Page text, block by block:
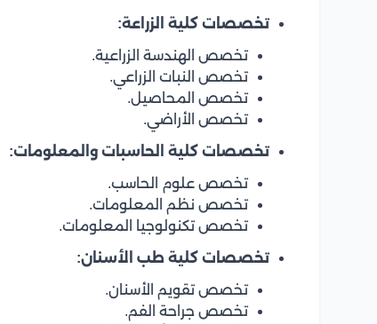
تخصصات كلية الزراعة:
تخصص الهندسة الزراعية.
تخصص النبات الزراعي.
تخصص المحاصيل.
تخصص الأراضي.
تخصصات كلية الحاسبات والمعلومات:
تخصص علوم الحاسب.
تخصص نظم المعلومات.
تخصص تكنولوجيا المعلومات.
تخصصات كلية طب الأسنان:
تخصص تقويم الأسنان.
تخصص جراحة الفم.